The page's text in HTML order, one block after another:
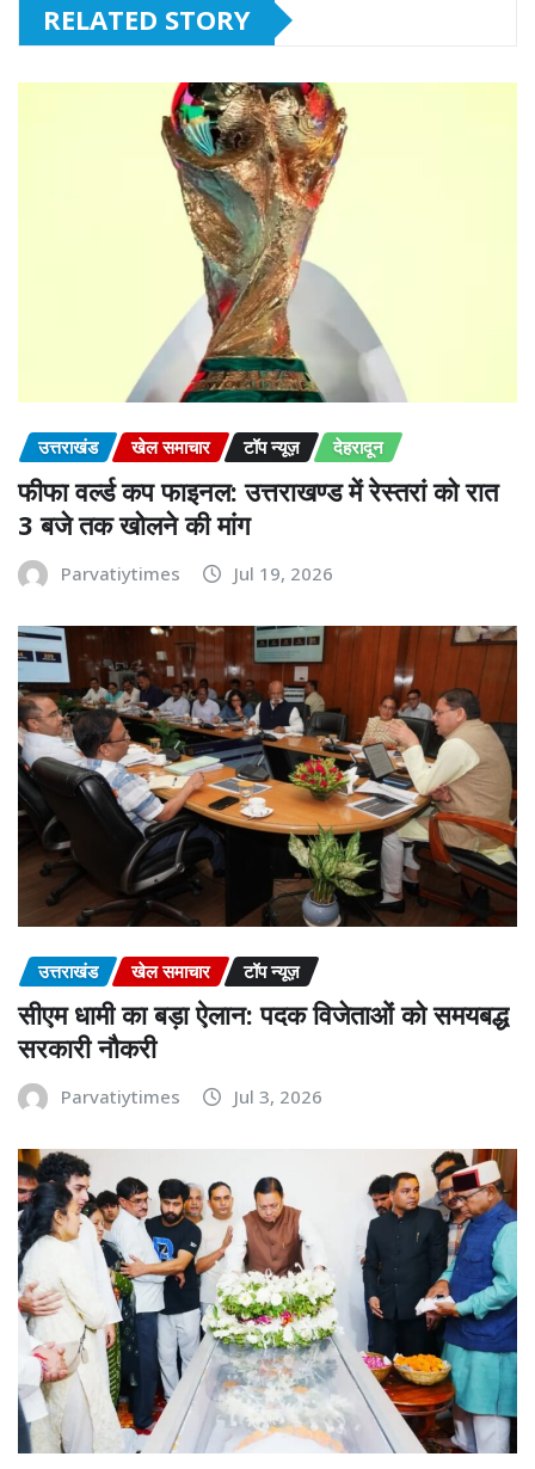
RELATED STORY
उत्तराखंड खेल समाचार टॉप न्यूज़ देहरादून
फीफा वर्ल्ड कप फाइनल: उत्तराखण्ड में रेस्तरां को रात
3 बजे तक खोलने की मांग
Parvatiytimes Jul 19, 2026
उत्तराखंड खेल समाचार टॉप न्यूज़
सीएम धामी का बड़ा ऐलान: पदक विजेताओं को समयबद्ध
सरकारी नौकरी
Parvatiytimes Jul 3, 2026